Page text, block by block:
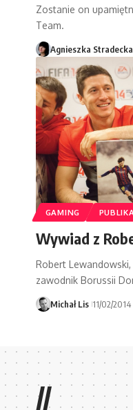
Zostanie on
Team.
Agnieszka Stradecka
GAMING
Wywiad z
Robert
zawodnik Borussii
Michał Lis 11/02/2014
//